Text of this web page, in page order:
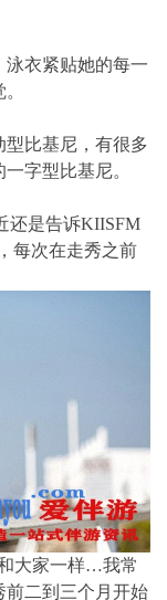
泳衣紧贴她的每一
比基尼，有很多
字型比基尼。
还是告诉KIISFM
每次在走秀之前
大家一样…我常
二到三个月开始